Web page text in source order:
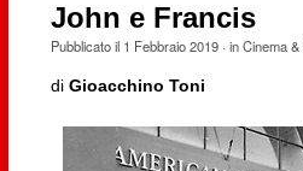
John e Francis
Pubblicato il 1 Febbraio 2019· inCinema &
di Gioacchino Toni